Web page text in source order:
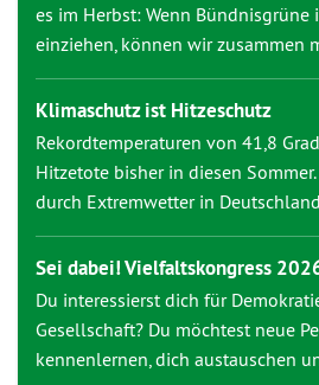
es im Herbst: Wenn Bündnisgrüne
einziehen, können wir zusammen
Klimaschutz ist Hitzeschutz
Rekordtemperaturen von 41,8
Hitzetote bisher in diesen
durch Extremwetter in
Sei dabei! Vielfaltskongress
Du interessierst dich für
Gesellschaft? Du möchtest neue
kennenlernen, dich austauschen